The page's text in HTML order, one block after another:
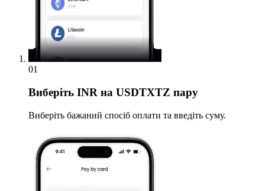
01
Виберіть INR на USDTXTZ пару
Виберіть бажаний спосіб оплати та введіть суму.